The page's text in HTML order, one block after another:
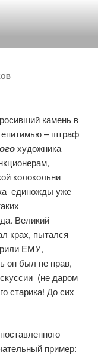
камень в
епитимью – штраф
художника
колокольни
единожды уже
Великий
крах, пытался
ЕМУ,
он был не прав,
(не даром
старика! До сих
пример: